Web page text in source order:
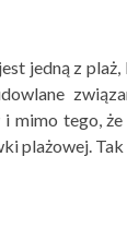
jedną z
mimo tego,
plażowej.